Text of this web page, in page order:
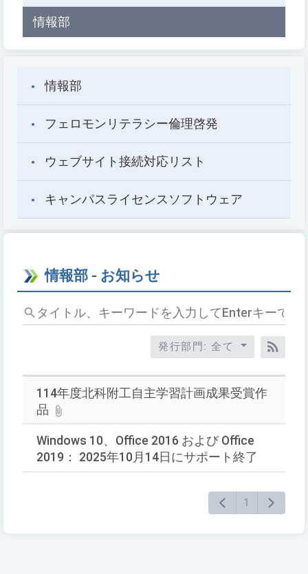
情報部
情報部
フェロモンリテラシー倫理啓発
ウェブサイト接続対応リスト
キャンパスライセンスソフトウェア
情報部 - お知らせ
タ
イ
キ
ー
入
発行部門: 全て
RSS
114年度北科附工自主学習計画成果受賞作
品
Windows 10、Office 2016 および Office
2019： 2025年10月14日にサポート終了
1